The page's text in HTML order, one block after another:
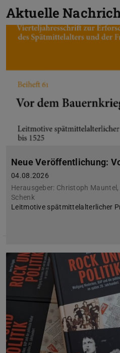
Aktuelle
Neue Veröffentlichung:
04.08.2026
Herausgeber: Christoph
Schenk
Leitmotive spätmittelalterlicher